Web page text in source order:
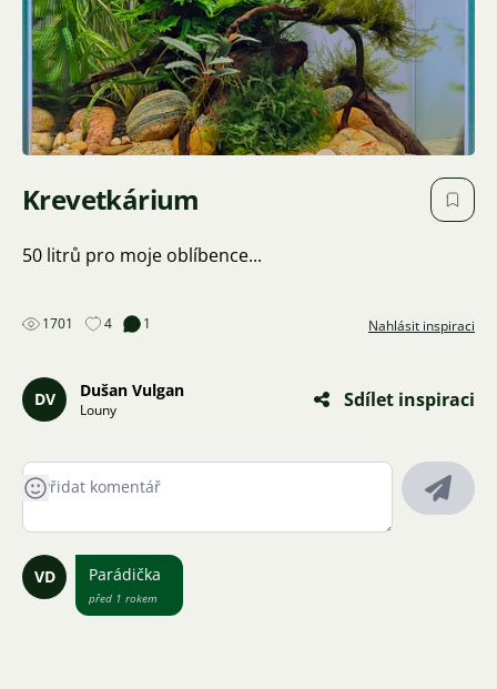
Krevetkárium
50 litrů pro moje oblíbence...
1701 4 1 Nahlásit inspiraci
DV Dušan Vulgan
Louny Sdílet inspiraci
VD Parádička
před 1 rokem